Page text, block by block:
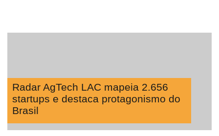
Radar AgTech LAC mapeia 2.656
startups e destaca protagonismo do
Brasil